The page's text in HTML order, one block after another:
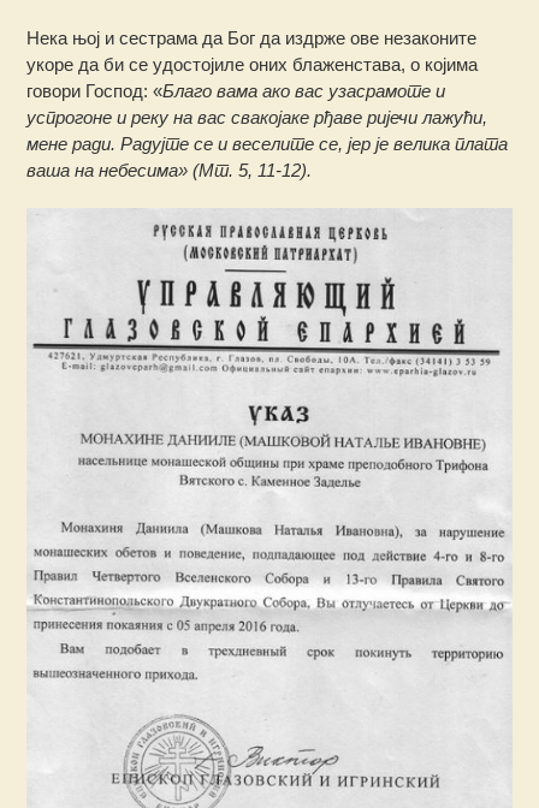
Нека њој и сестрама да Бог да издрже ове незаконите
укоре да би се удостојиле оних блаженстава, о којима
говори Господ: «Благо вама ако вас узасрамоте и
успрогоне и реку на вас свакојаке рђаве ријечи лажући,
мене ради. Радујте се и веселите се, јер је велика плата
ваша на небесима» (Мт. 5, 11-12).